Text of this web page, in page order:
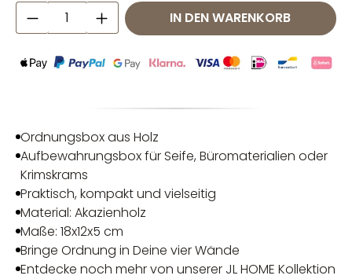
Produkt Anzahl: Gib denIN DEN WARENKORB
Ordnungsbox aus Holz
Aufbewahrungsbox für Seife, Büromaterialien oder
Krimskrams
Praktisch, kompakt und vielseitig
Material: Akazienholz
Maße: 18x12x5 cm
Bringe Ordnung in Deine vier Wände
Entdecke noch mehr von unserer JL HOME Kollektion